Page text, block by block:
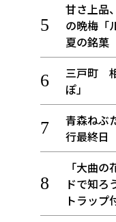
甘さ上品
の晩梅「
夏の銘菓
三戸町
ぽ」
青森ねぶ
行最終日
「大曲
ドで知
トラップ